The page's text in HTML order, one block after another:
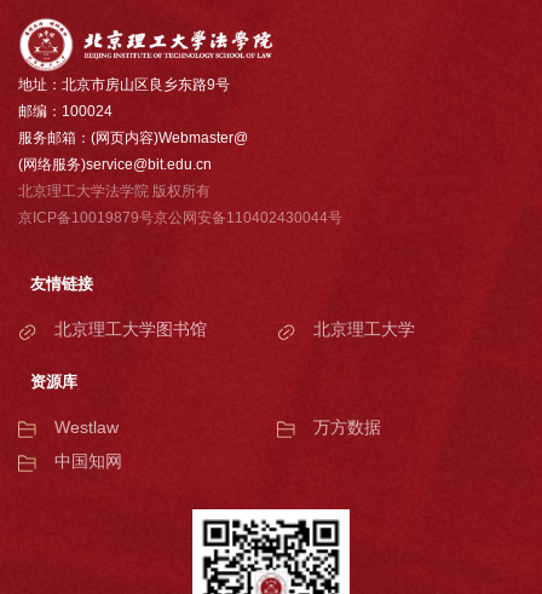
地址：北京市房山区良乡东路9号
邮编：100024
服务邮箱：(网页内容)Webmaster@
(网络服务)service@bit.edu.cn
北京理工大学法学院 版权所有
京ICP备10019879号京公网安备110402430044号
友情链接
北京理工大学图书馆 北京理工大学
资源库
Westlaw
万方数据
中国知网